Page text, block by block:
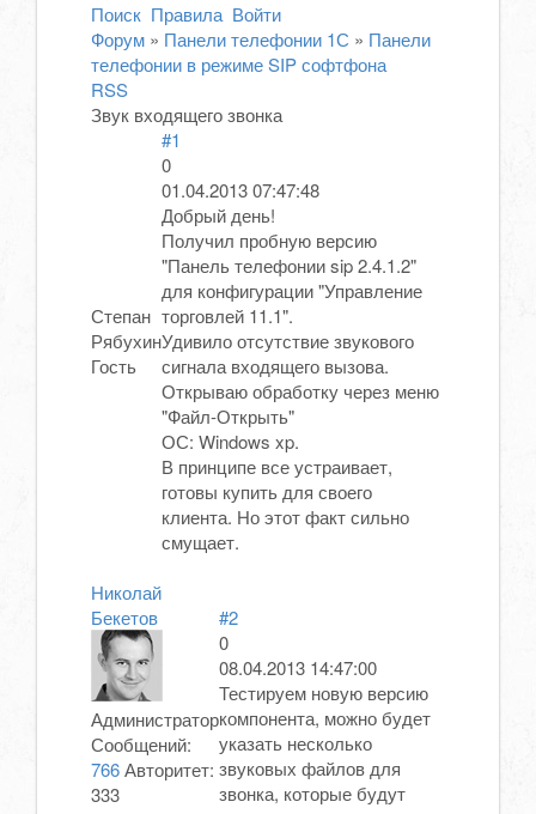
Поиск Правила Войти
Форум » Панели телефонии 1С » Панели
телефонии в режиме SIP софтфона
RSS
Звук входящего звонка
Степан
Рябухин
Гость
#1
0
01.04.2013 07:47:48
Добрый день!
Получил пробную версию
"Панель телефонии sip 2.4.1.2"
для конфигурации "Управление
торговлей 11.1".
Удивило отсутствие звукового
сигнала входящего вызова.
Открываю обработку через меню
"Файл-Открыть"
ОС: Windows xp.
В принципе все устраивает,
готовы купить для своего
клиента. Но этот факт сильно
смущает.
Николай
Бекетов
Администратор
Сообщений:
766Авторитет:
333
#2
0
08.04.2013 14:47:00
Тестируем новую версию
компонента, можно будет
указать несколько
звуковых файлов для
звонка, которые будут